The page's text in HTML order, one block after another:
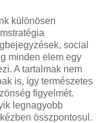
különösen
social
minden elem egy
A tartalmak nem
is, így természetes
figyelmét.
legnagyobb
összpontosul.